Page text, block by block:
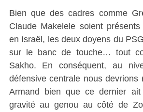
Bien que des cadres comme
Claude Makelele soient
en Israël, les deux doyens du
sur le banc de touche… tout
Sakho. En conséquent, au
défensive centrale nous devrions
Armand bien que ce dernier
gravité au genou au côté de